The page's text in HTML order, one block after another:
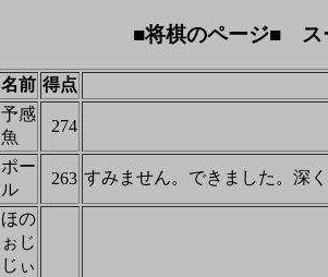
■将棋のページ■ ス
名前 得点
予感
魚
274
ポー
ル
263 すみません。できました。深
ほの
ぉじ
じぃ